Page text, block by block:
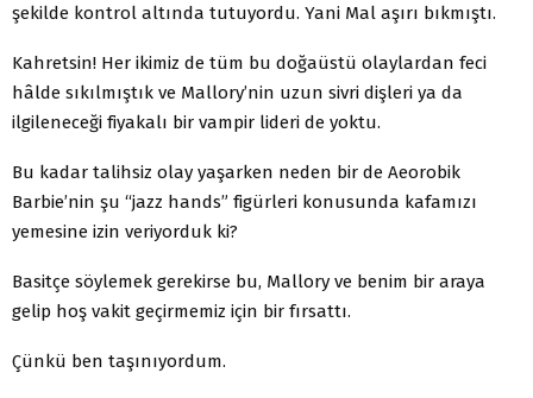
şekilde kontrol altında tutuyordu. Yani Mal aşırı bıkmıştı.
Kahretsin! Her ikimiz de tüm bu doğaüstü olaylardan feci
hâlde sıkılmıştık ve Mallory’nin uzun sivri dişleri ya da
ilgileneceği fiyakalı bir vampir lideri de yoktu.
Bu kadar talihsiz olay yaşarken neden bir de Aeorobik
Barbie’nin şu “jazz hands” figürleri konusunda kafamızı
yemesine izin veriyorduk ki?
Basitçe söylemek gerekirse bu, Mallory ve benim bir araya
gelip hoş vakit geçirmemiz için bir fırsattı.
Çünkü ben taşınıyordum.